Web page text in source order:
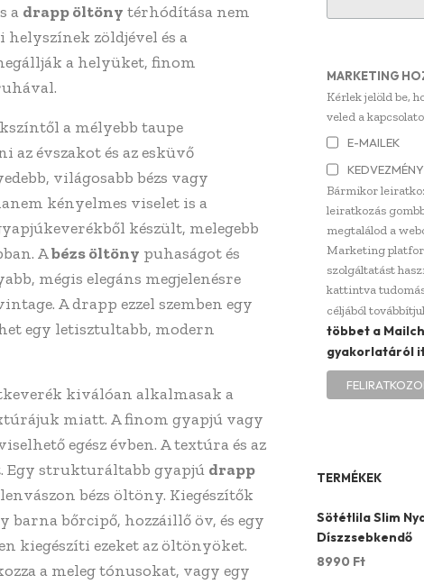
a drapp öltöny térhódítása nem
zöldjével és a
a helyüket, finom
a mélyebb taupe
az évszakot és az esküvő
világosabb bézs vagy
kényelmes viselet is a
készült, melegebb
Abézs öltöny puhaságot és
mégis elegáns megjelenésre
A drapp ezzel szemben egy
egy letisztultabb, modern
kiválóan alkalmasak a
miatt. A finom gyapjú vagy
egész évben. A textúra és az
Egy strukturáltabb gyapjú drapp
bézs öltöny. Kiegészítők
bőrcipő, hozzáillő öv, és egy
kiegészíti ezeket az öltönyöket.
a meleg tónusokat, vagy egy
MARKETING
Kérlek jelöld be,
veled a
E-MAILEK
Bármikor
leiratkozás
megtalálod a
Marketing
szolgáltatást
kattintva
céljából
többet a
gyakorlatáról
TERMÉKEK
Sötétlila Slim
Díszzsebkendő
8990 Ft